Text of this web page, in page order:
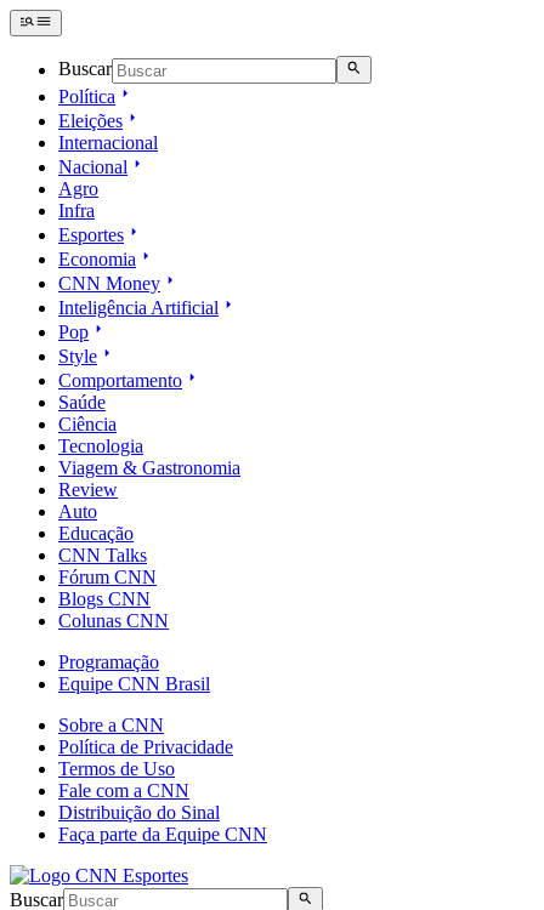
Buscar
Política
Eleições
Internacional
Nacional
Agro
Infra
Esportes
Economia
CNN Money
Inteligência Artificial
Pop
Style
Comportamento
Saúde
Ciência
Tecnologia
Viagem & Gastronomia
Review
Auto
Educação
CNN Talks
Fórum CNN
Blogs CNN
Colunas CNN
Programação
Equipe CNN Brasil
Sobre a CNN
Política de Privacidade
Termos de Uso
Fale com a CNN
Distribuição do Sinal
Faça parte da Equipe CNN
Buscar